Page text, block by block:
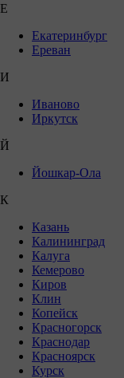
Е
Екатеринбург
Ереван
И
Иваново
Иркутск
Й
Йошкар-Ола
К
Казань
Калининград
Калуга
Кемерово
Киров
Клин
Копейск
Красногорск
Краснодар
Красноярск
Курск